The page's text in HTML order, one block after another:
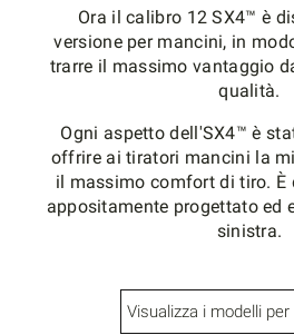
Ora il calibro 12 SX4™ è
versione per mancini, in
trarre il massimo vantaggio
qualità.
Ogni aspetto dell'SX4™ è
offrire ai tiratori mancini la
il massimo comfort di tiro. È
appositamente progettato ed
sinistra.
Visualizza i modelli